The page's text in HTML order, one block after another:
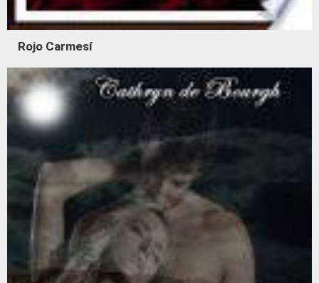
Rojo Carmesí